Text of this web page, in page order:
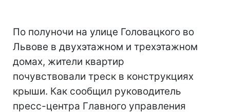
По полуночи на улице Головацкого во
Львове в двухэтажном и трехэтажном
домах, жители квартир
почувствовали треск в конструкциях
крыши. Как сообщил руководитель
пресс-центра Главного управления